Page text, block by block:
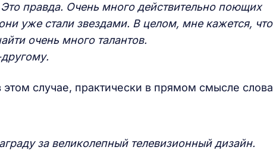
правда. Очень много действительно поющих
уже стали звездами. В целом, мне кажется, что
очень много талантов.
случае, практически в прямом смысле слова
за великолепный телевизионный дизайн.